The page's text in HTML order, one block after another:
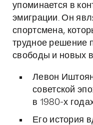
упоминается в
эмиграции. Он
спортсмена,
трудное решение
свободы и новых
Левон
советской
в 1980-х
Его история